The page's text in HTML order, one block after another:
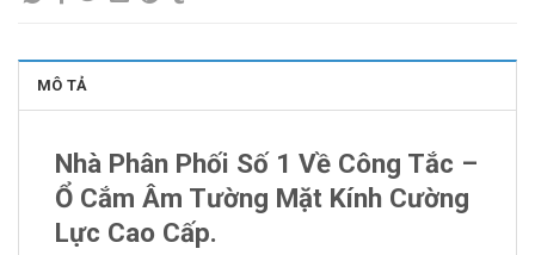
MÔ TẢ
Nhà Phân Phối Số 1 Về Công Tắc –
Ổ Cắm Âm Tường Mặt Kính Cường
Lực Cao Cấp.